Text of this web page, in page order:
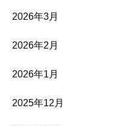
2026年3月
2026年2月
2026年1月
2025年12月